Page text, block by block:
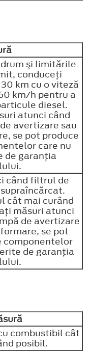
şi limitările
conduceţi
km cu o viteză
km/h pentru a
diesel.
atunci când
avertizare sau
se pot produce
care nu
de garanţia
când filtrul de
cât mai curând
măsuri atunci
de avertizare
se pot
componentelor
de garanţia
combustibil cât
posibil.